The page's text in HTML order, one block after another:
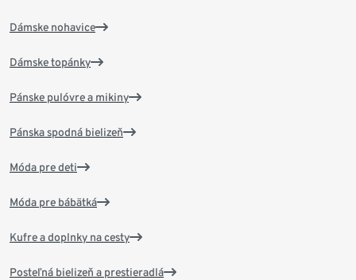
Dámske nohavice
Dámske topánky
Pánske pulóvre a mikiny
Pánska spodná bielizeň
Móda pre deti
Móda pre bábätká
Kufre a doplnky na cesty
Posteľná bielizeň a prestieradlá